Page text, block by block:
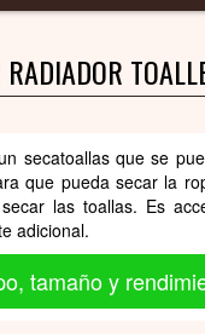
RADIADOR
secatoallas que se
que pueda secar la
las toallas. Es
adicional.
tamaño y